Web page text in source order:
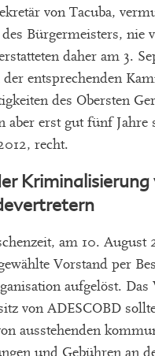
von Tacuba,
Bürgermeisters, nie
daher am 3.
der entsprechenden
des Obersten
aber erst gut fünf Jahre
recht.
Kriminalisierung
am 10. August
Vorstand per
aufgelöst. Das
von ADESCOBD
ausstehenden